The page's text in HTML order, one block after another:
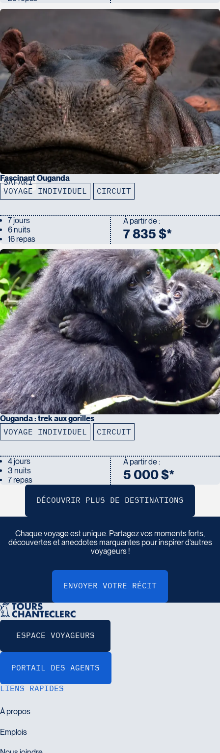
SAFARI
Fascinant Ouganda
VOYAGE INDIVIDUEL CIRCUIT
7 jours
6 nuits
16 repas
À partir de :
7 835 $*
Ouganda : trek aux gorilles
VOYAGE INDIVIDUEL CIRCUIT
4 jours
3 nuits
7 repas
À partir de :
5 000 $*
Pa rtagez votre récit de voya ge
Chaque voyage est unique. Partagez vos moments forts,
découvertes et anecdotes marquantes pour inspirer d’autres
voyageurs !
LIENS RAPIDES